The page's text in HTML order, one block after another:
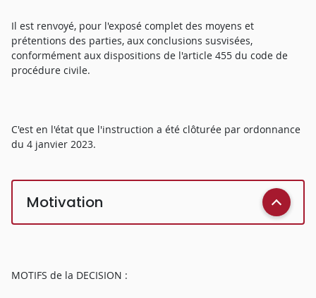
Il est renvoyé, pour l'exposé complet des moyens et
prétentions des parties, aux conclusions susvisées,
conformément aux dispositions de l'article 455 du code de
procédure civile.
C'est en l'état que l'instruction a été clôturée par ordonnance
du 4 janvier 2023.
Motivation
MOTIFS de la DECISION :